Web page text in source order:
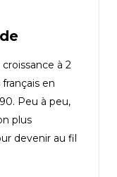
à 2
en
Peu à peu,
plus
devenir au fil